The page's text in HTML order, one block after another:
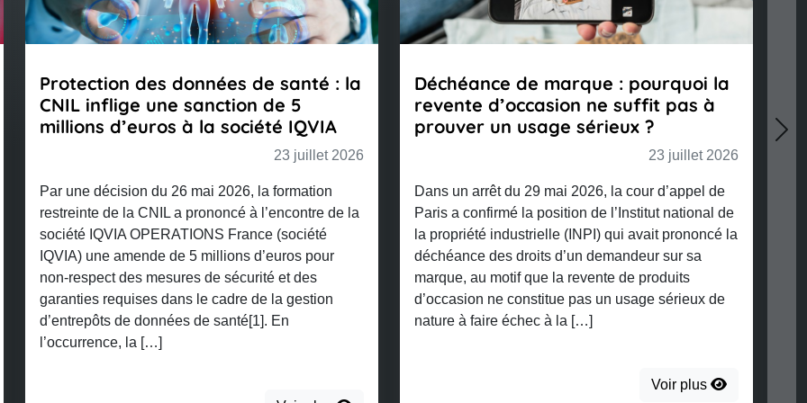
de marque : pourquoi la
d’occasion ne suffit pas à
un usage sérieux ?
23 juillet 2026
un arrêt du 29 mai 2026, la cour d’appel de
a confirmé la position de l’Institut national de
industrielle (INPI) qui avait prononcé la
des droits d’un demandeur sur sa
au motif que la revente de produits
ne constitue pas un usage sérieux de
à faire échec à la […]
#INFOGRAPHIE : Les ingrédients de
la protection de l’art culinaire
23 juillet 2026
Voir plus
Code de
par l’IA :
nouvelles
Le 8 mai 2026,
adopté un projet
portée des
y compris à